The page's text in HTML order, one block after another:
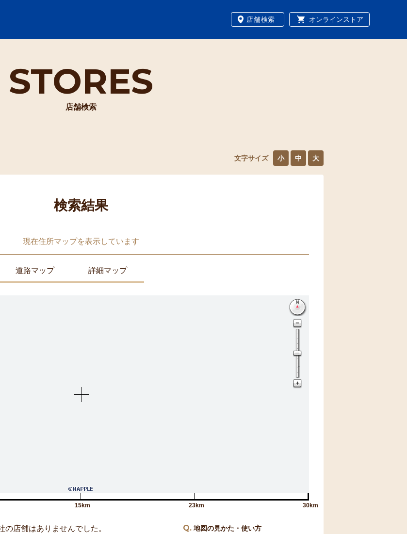
店舗検索 オンラインストア
STORES
店舗検索
文字サイズ 小 中 大
検索結果
現在住所マップを表示しています
道路マップ 詳細マップ
15km 23km 30km
の店舗はありませんでした。
Q 地図の見かた・使い方